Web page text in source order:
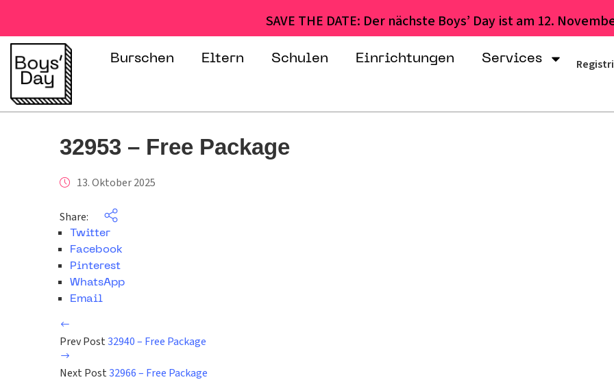
SAVE THE DATE: Der nächste Boys’ Day ist am 12.
Burschen Eltern Schulen Einrichtungen Services
32953 – Free Package
13. Oktober 2025
Share:
Twitter
Facebook
Pinterest
WhatsApp
Email
Prev Post32940 – Free Package
Next Post32966 – Free Package